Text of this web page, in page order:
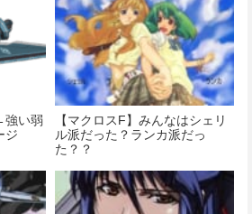
強い弱
ジ
【マクロスF】みんなはシェリ
ル派だった？ランカ派だっ
た？？